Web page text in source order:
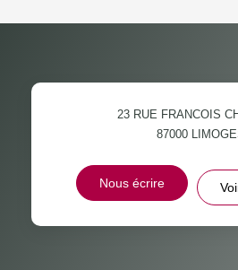
23 RUE FRANCOIS
87000
Nous écrire